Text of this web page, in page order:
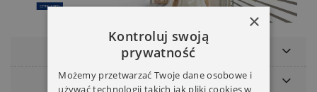
POMOC
NASZE MARKI
×
Kontroluj swoją
prywatność
Możemy przetwarzać Twoje dane osobowe i
używać technologii takich jak pliki cookies w